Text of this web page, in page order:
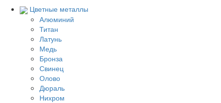
Цветные металлы
Алюминий
Титан
Латунь
Медь
Бронза
Свинец
Олово
Дюраль
Нихром